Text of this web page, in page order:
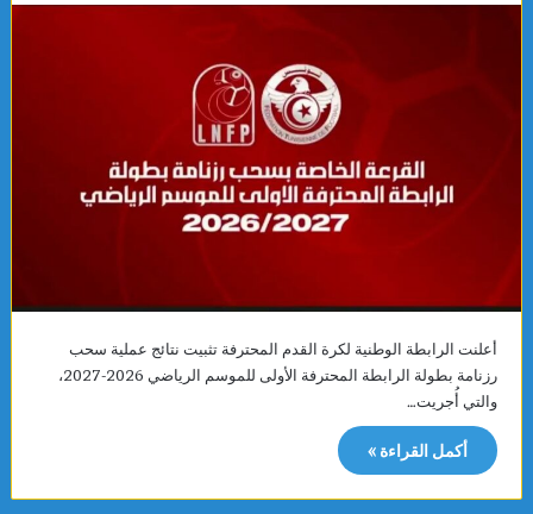
أعلنت الرابطة الوطنية لكرة القدم المحترفة تثبيت نتائج عملية سحب
رزنامة بطولة الرابطة المحترفة الأولى للموسم الرياضي 2026-2027،
والتي أُجريت…
أكمل القراءة »